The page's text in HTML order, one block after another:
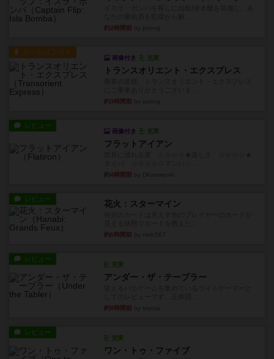
約2時間前
ルール/インスト
画像付き 充実
トランスオリエント・エクスプレス
約3時間前
レビュー
画像付き 充実
フラットアイアン
約4時間前
レビュー 花火：スターマイン
約6時間前
レビュー
充実
アンダー・ザ・テーブラー
約8時間前
レビュー
充実
ワン・トゥ・ファイブ